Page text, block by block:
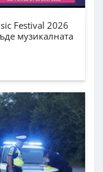
Festival 2026
музикалната